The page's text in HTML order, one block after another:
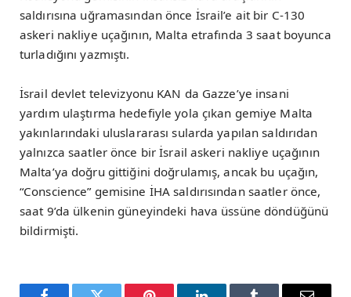
saldırısına uğramasından önce İsrail’e ait bir C-130
askeri nakliye uçağının, Malta etrafında 3 saat boyunca
turladığını yazmıştı.
İsrail devlet televizyonu KAN da Gazze’ye insani
yardım ulaştırma hedefiyle yola çıkan gemiye Malta
yakınlarındaki uluslararası sularda yapılan saldırıdan
yalnızca saatler önce bir İsrail askeri nakliye uçağının
Malta’ya doğru gittiğini doğrulamış, ancak bu uçağın,
“Conscience” gemisine İHA saldırısından saatler önce,
saat 9’da ülkenin güneyindeki hava üssüne döndüğünü
bildirmişti.